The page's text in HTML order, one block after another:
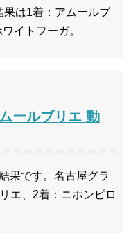
果は1着：アムールブ
イトフーガ。
ールブリエ 動
果です。名古屋グラ
エ、2着：ニホンピロ